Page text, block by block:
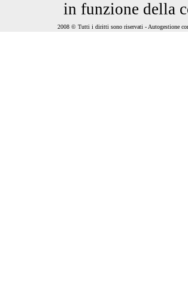
in funzione della
2008 © Tutti i diritti sono riservati - Autogestione